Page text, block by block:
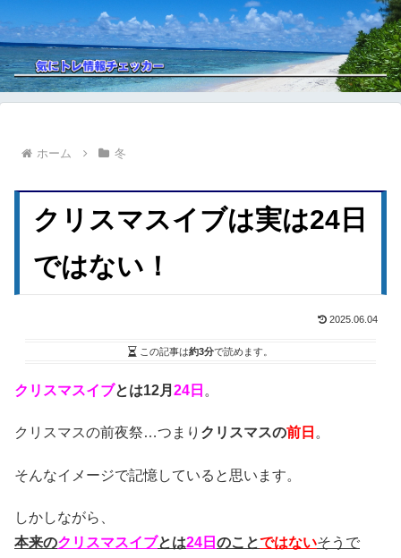
ホーム 冬
クリスマスイブは実は24日
ではない！
2025.06.04
この記事は約3分で読めます。
クリスマスイブとは12月 24日 。
クリスマスの前夜祭…つまり クリスマスの前日 。
そんなイメージで記憶していると思います。
しかしながら、
本来のクリスマスイブとは24日 のことではないそうで